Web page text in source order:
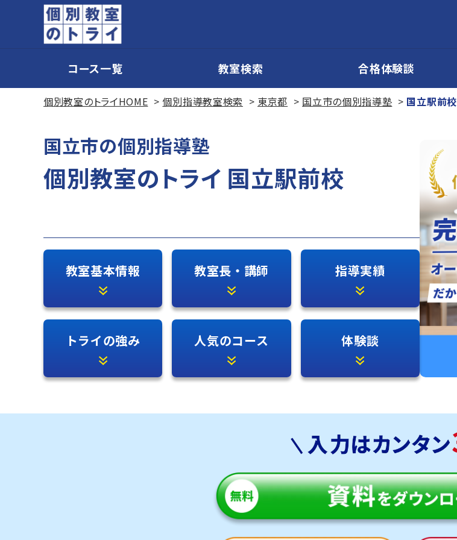
コース一覧 教室検索 合格体験談
個別教室のトライHOME 個別指導教室検索 東京都 国立市の個別指導塾 国立駅前校
国立市の個別指導塾
個別教室のトライ 国立駅前校
教室基本情報 教室長・講師 指導実績
トライの強み 人気のコース 体験談